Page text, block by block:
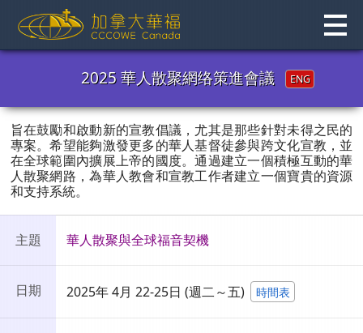
content
2025 華人散聚網络策進會議 ENG
旨在鼓勵和啟動新的宣教倡議，尤其是那些針對未得之民的
專案。希望能夠激發更多的華人基督徒參與跨文化宣教，並
在全球範圍內擴展上帝的國度。通過建立一個積極互動的華
人散聚網路，為華人教會和宣教工作者建立一個寶貴的資源
和支持系統。
主題 華人散聚與全球福音契機
日期 2025年 4月 22-25日 (週二～五) 時間表